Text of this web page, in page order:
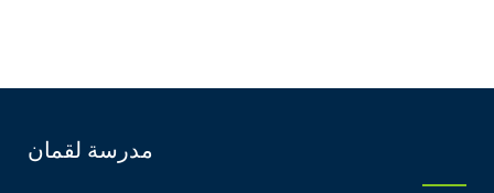
مدرسة لقمان